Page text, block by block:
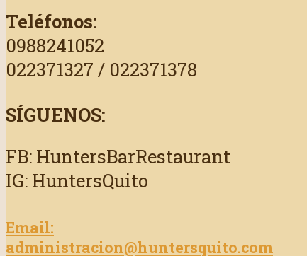
Teléfonos:
0988241052
022371327 / 022371378
SÍGUENOS:
FB: HuntersBarRestaurant
IG: HuntersQuito
Email:
administracion@huntersquito.com